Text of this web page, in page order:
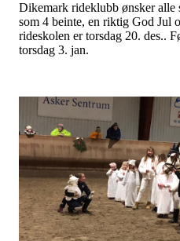
Dikemark rideklubb ønsker alle
som 4 beinte, en riktig God Jul
rideskolen er torsdag 20. des..
torsdag 3. jan.